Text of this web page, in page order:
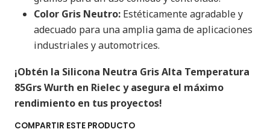
Color Gris Neutro: Estéticamente agradable y
adecuado para una amplia gama de aplicaciones
industriales y automotrices.
¡Obtén la Silicona Neutra Gris Alta Temperatura
85Grs Wurth en Rielec y asegura el máximo
rendimiento en tus proyectos!
COMPARTIR ESTE PRODUCTO